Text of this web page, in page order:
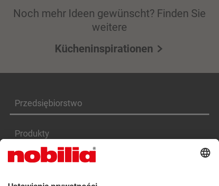
Noch mehr Ideen gewünscht? Finden Sie
weitere
Kücheninspirationen
Przedsiębiorstwo
Produkty
Serwis